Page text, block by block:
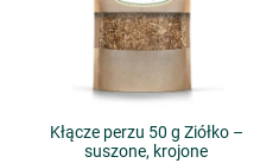
Kłącze perzu 50 g Ziółko –
suszone, krojone